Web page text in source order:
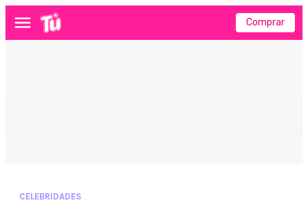
Menú Comprar
CELEBRIDADES